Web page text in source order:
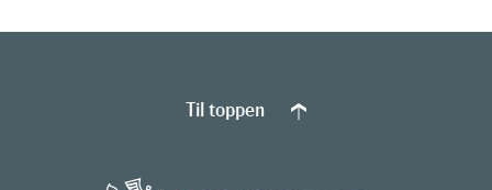
Til toppen